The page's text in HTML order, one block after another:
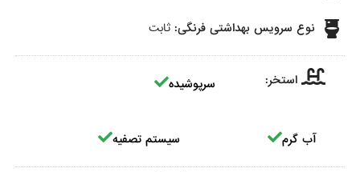
نوع سرویس بهداشتی فرنگی: ثابت
استخر: سرپوشیده
آب گرم سیستم تصفیه